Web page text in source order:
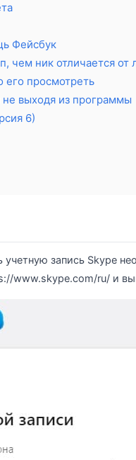
Фейсбук
чем ник отличается от
его просмотреть
не выходя из программы
6)
запись Skype
www.skype.com/ru/ и